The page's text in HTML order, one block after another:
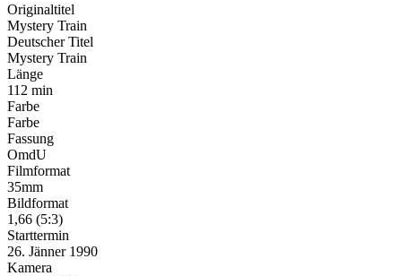
Originaltitel
Mystery Train
Deutscher Titel
Mystery Train
Länge
112 min
Farbe
Farbe
Fassung
OmdU
Filmformat
35mm
Bildformat
1,66 (5:3)
Starttermin
26. Jänner 1990
Kamera